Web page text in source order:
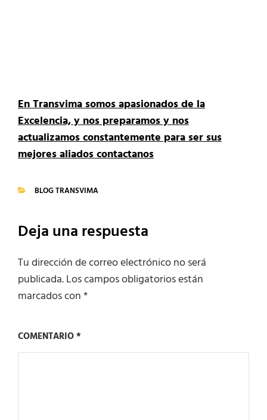
En Transvima somos apasionados de la
Excelencia, y nos preparamos y nos
actualizamos constantemente para ser sus
mejores aliados contactanos
BLOG TRANSVIMA
Deja una respuesta
Tu dirección de correo electrónico no será
publicada.Los campos obligatorios están
marcados con*
COMENTARIO*